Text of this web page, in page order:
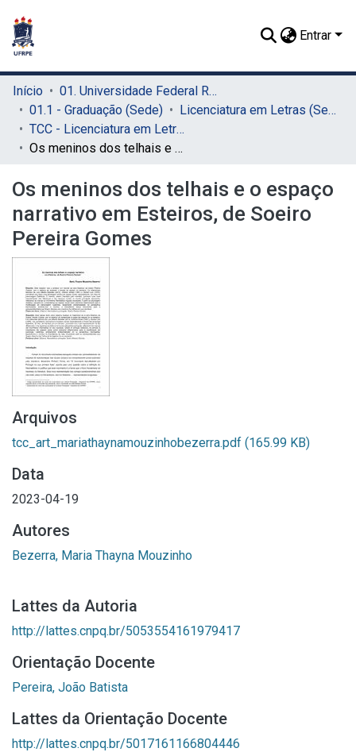
Entrar
Início
01. Universidade Federal Rural de Pernambuco - UFRPE (Sede)
01.1 - Graduação (Sede)
Licenciatura em Letras (Sede)
TCC - Licenciatura em Letras (Sede)
Os meninos dos telhais e o espaço narrativo em Esteiros, de Soeiro Pereira Gomes
Os meninos dos telhais e o espaço
narrativo em Esteiros, de Soeiro
Pereira Gomes
Arquivos
tcc_art_mariathaynamouzinhobezerra.pdf (165.99 KB)
Data
2023-04-19
Autores
Bezerra, Maria Thayna Mouzinho
Lattes da Autoria
http://lattes.cnpq.br/5053554161979417
Orientação Docente
Pereira, João Batista
Lattes da Orientação Docente
http://lattes.cnpq.br/5017161166804446